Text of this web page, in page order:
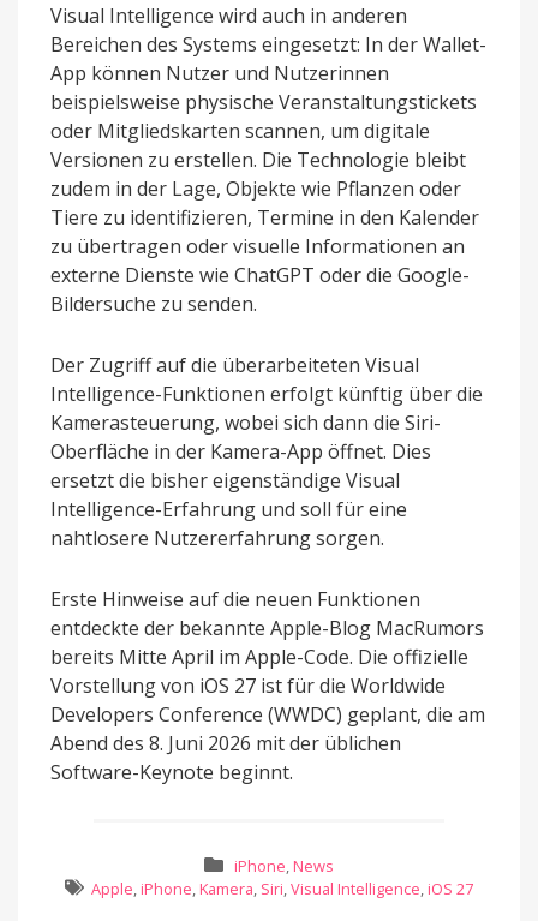
Visual Intelligence wird auch in anderen
Bereichen des Systems eingesetzt: In der Wallet-
App können Nutzer und Nutzerinnen
beispielsweise physische Veranstaltungstickets
oder Mitgliedskarten scannen, um digitale
Versionen zu erstellen. Die Technologie bleibt
zudem in der Lage, Objekte wie Pflanzen oder
Tiere zu identifizieren, Termine in den Kalender
zu übertragen oder visuelle Informationen an
externe Dienste wie ChatGPT oder die Google-
Bildersuche zu senden.
Der Zugriff auf die überarbeiteten Visual
Intelligence-Funktionen erfolgt künftig über die
Kamerasteuerung, wobei sich dann die Siri-
Oberfläche in der Kamera-App öffnet. Dies
ersetzt die bisher eigenständige Visual
Intelligence-Erfahrung und soll für eine
nahtlosere Nutzererfahrung sorgen.
Erste Hinweise auf die neuen Funktionen
entdeckte der bekannte Apple-Blog MacRumors
bereits Mitte April im Apple-Code. Die offizielle
Vorstellung von iOS 27 ist für die Worldwide
Developers Conference (WWDC) geplant, die am
Abend des 8. Juni 2026 mit der üblichen
Software-Keynote beginnt.
iPhone, News
Apple, iPhone, Kamera, Siri,Visual Intelligence, iOS 27